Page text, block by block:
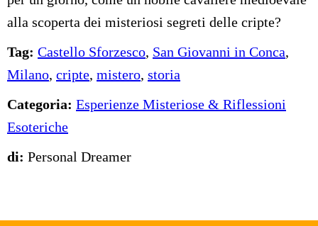
alla scoperta dei misteriosi segreti delle cripte?
Tag: Castello Sforzesco, San Giovanni in Conca,
Milano, cripte, mistero, storia
Categoria: Esperienze Misteriose & Riflessioni
Esoteriche
di: Personal Dreamer